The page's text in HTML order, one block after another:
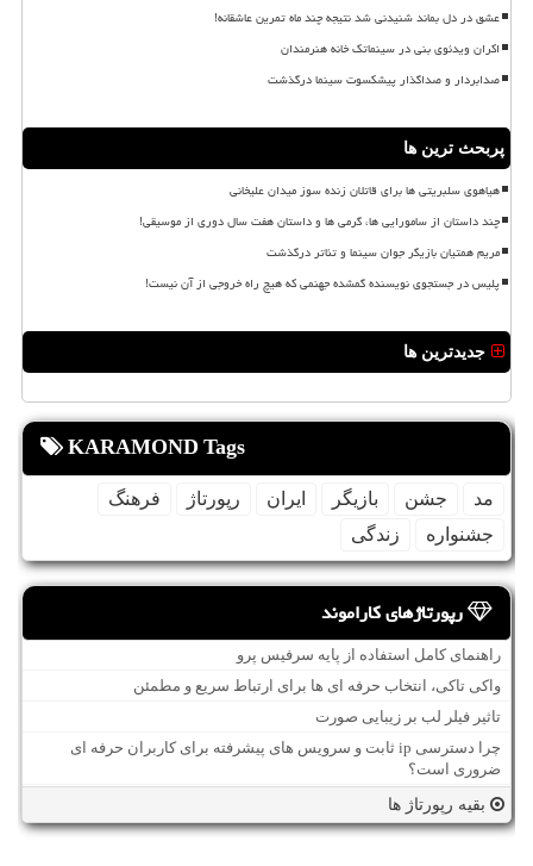
عشق در دل بماند شنیدنی شد نتیجه چند ماه تمرین عاشقانه!
اکران ویدئوی بنی در سینماتک خانه هنرمندان
صدابردار و صداگذار پیشکسوت سینما درگذشت
پربحث ترین ها
هیاهوی سلبریتی ها برای قاتلان زنده سوز میدان علیخانی
چند داستان از سامورایی ها، گرمی ها و داستان هفت سال دوری از موسیقی!
مریم همتیان بازیگر جوان سینما و تئاتر درگذشت
پلیس در جستجوی نویسنده گمشده جهنمی که هیچ راه خروجی از آن نیست!
جدیدترین ها
KARAMOND Tags
مد جشن بازیگر ایران رپورتاژ
فرهنگ
جشنواره
زندگی
رپورتاژهای کاراموند
راهنمای کامل استفاده از پایه سرفیس پرو
واکی تاکی، انتخاب حرفه ای ها برای ارتباط سریع و مطمئن
تاثیر فیلر لب بر زیبایی صورت
چرا دسترسی ip ثابت و سرویس های پیشرفته برای کاربران حرفه ای
ضروری است؟
بقیه رپورتاژ ها